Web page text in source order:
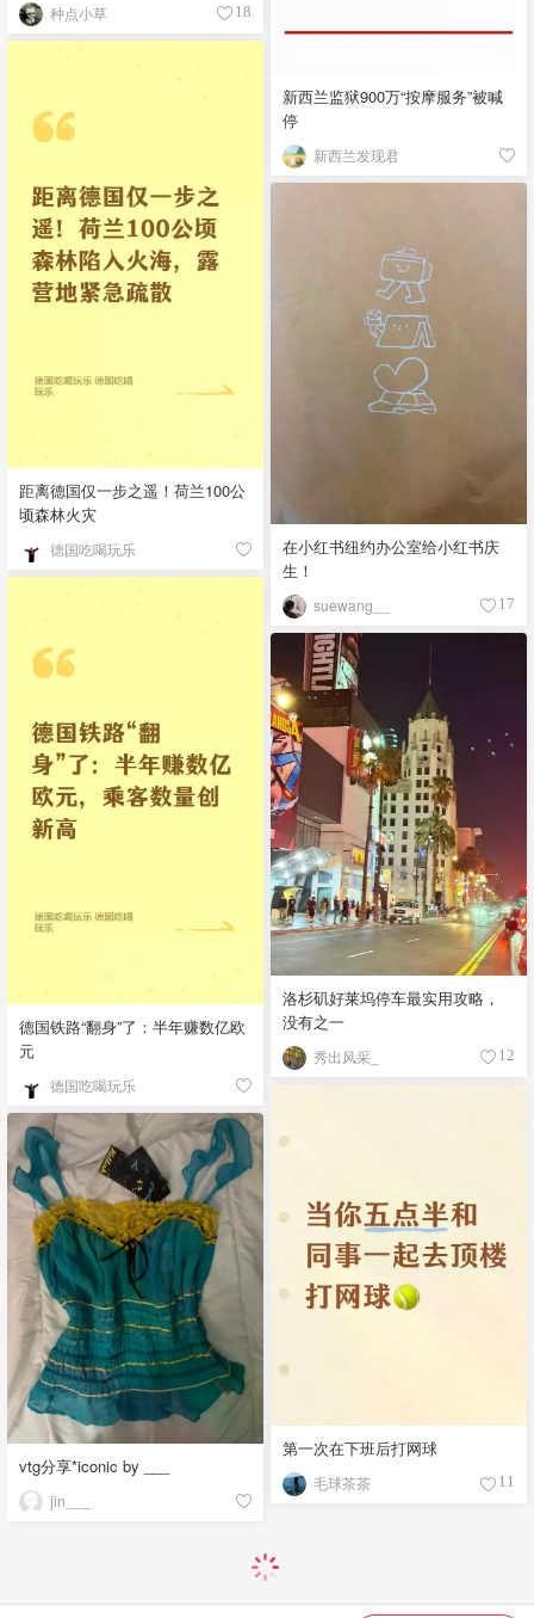
种点小草 18
新西兰监狱900万“按摩服务”被喊
停
新西兰发现君
距离德国仅一步之遥！荷兰100公
顷森林火灾
德国吃喝玩乐
在小红书纽约办公室给小红书庆
生！
suewang__ 17
德国铁路“翻身”了：半年赚数亿欧
元
德国吃喝玩乐
洛杉矶好莱坞停车最实用攻略，
没有之一
秀出风采_ 12
第一次在下班后打网球
毛球茶茶 11
vtg分享*iconic by ___
jin___